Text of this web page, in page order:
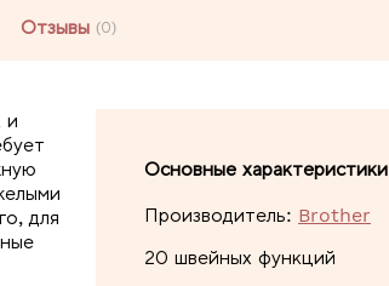
Отзывы (0)
и
для
Основные характеристики
Производитель: Brother
20 швейных функций